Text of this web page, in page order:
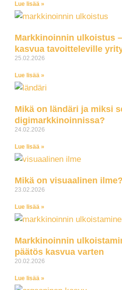
Lue lisää »
Markkinoinnin ulkoistus
kasvua tavoitteleville
25.02.2026
Lue lisää »
Mikä on ländäri ja miksi
digimarkkinoinnissa?
24.02.2026
Lue lisää »
Mikä on visuaalinen ilme?
23.02.2026
Lue lisää »
Markkinoinnin
päätös kasvua varten
20.02.2026
Lue lisää »